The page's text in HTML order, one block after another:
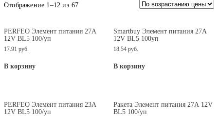
Отображение 1–12 из 67Цены:
PERFEO Элемент питания 27А
12V BL5 100/уп
17.91 руб.
В корзину
Smartbuy Элемент питания 27A
12V BL5 100уп
18.54руб.
В корзину
PERFEO Элемент питания 23А
12V BL5 100/уп
Ракета Элемент питания 27А 12V
BL5 100/уп